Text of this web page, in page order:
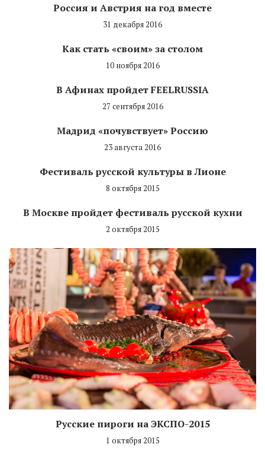
Россия и Австрия на год вместе
31 декабря 2016
Как стать «своим» за столом
10 ноября 2016
В Афинах пройдет FEELRUSSIA
27 сентября 2016
Мадрид «почувствует» Россию
23 августа 2016
Фестиваль русской культуры в Лионе
8 октября 2015
В Москве пройдет фестиваль русской кухни
2 октября 2015
Русские пироги на ЭКСПО-2015
1 октября 2015